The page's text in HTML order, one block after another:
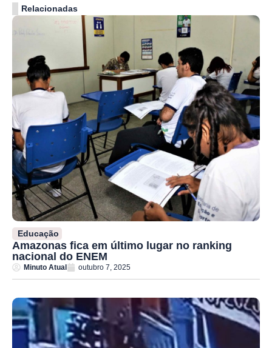
Relacionadas
Educação
Amazonas fica em último lugar no ranking
nacional do ENEM
Minuto Atual outubro 7, 2025